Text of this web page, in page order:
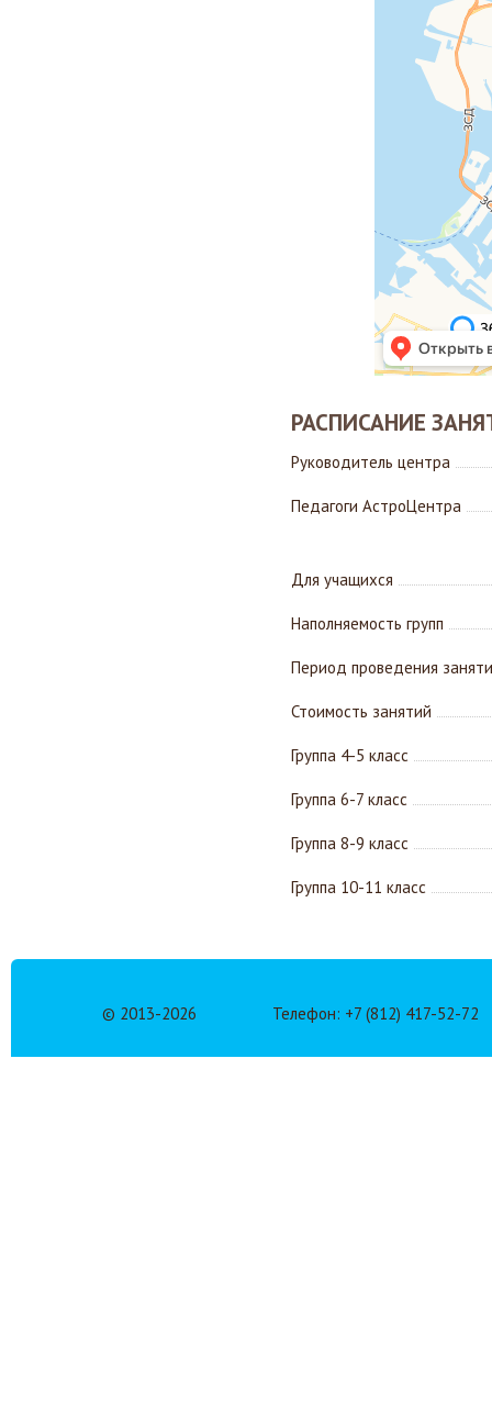
РАСПИСАНИЕ
Руководитель центра
Педагоги АстроЦентра
Для учащихся
Наполняемость групп
Период проведения
Стоимость занятий
Группа 4-5 класс
Группа 6-7 класс
Группа 8-9 класс
Группа 10-11 класс
© 2013-2026 Телефон: +7 (812) 417-52-72